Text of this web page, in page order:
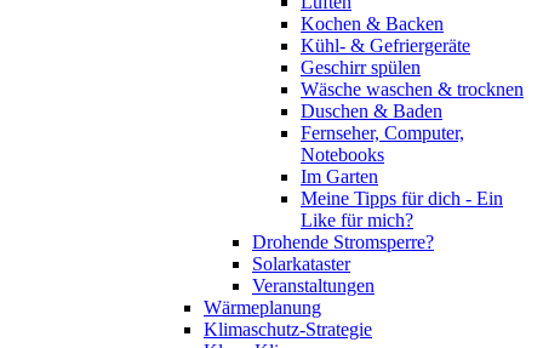
Kochen & Backen
Kühl- & Gefriergeräte
Geschirr spülen
Wäsche waschen & trocknen
Duschen & Baden
Fernseher, Computer,
Notebooks
Im Garten
Meine Tipps für dich - Ein
Like für mich?
Drohende Stromsperre?
Solarkataster
Veranstaltungen
Wärmeplanung
Klimaschutz-Strategie